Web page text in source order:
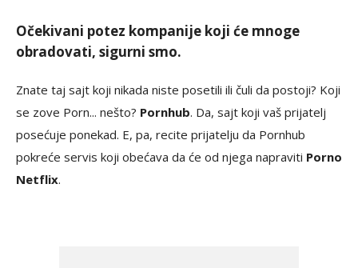
Očekivani potez kompanije koji će mnoge
obradovati, sigurni smo.
Znate taj sajt koji nikada niste posetili ili čuli da postoji? Koji
se zove Porn... nešto? Pornhub. Da, sajt koji vaš prijatelj
posećuje ponekad. E, pa, recite prijatelju da Pornhub
pokreće servis koji obećava da će od njega napraviti Porno
Netflix.